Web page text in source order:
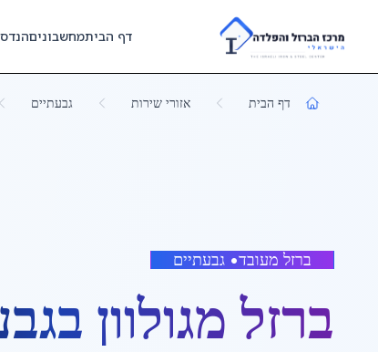
Skip to main content
דף הביתמחשבונים
דף הבית אזורי שירות גבעתיים
ברזל מעובד• גבעתיים
ברזל מגולוון ב